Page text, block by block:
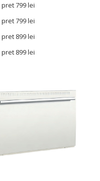
pret 799 lei
pret 799 lei
pret 899 lei
pret 899 lei